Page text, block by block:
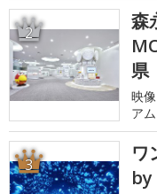
2
森
県
映
アム
3
ワ
by